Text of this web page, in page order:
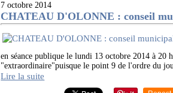
7 octobre 2014
CHATEAU D'OLONNE : conseil
en séance publique le lundi 13 octobre 2014 à
"extraordinaire"puisque le point 9 de l'ordre du
Lire la suite